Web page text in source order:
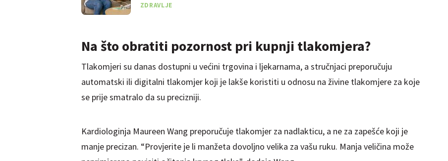
ZDRAVLJE
Na što obratiti pozornost pri kupnji tlakomjera?
Tlakomjeri su danas dostupni u većini trgovina i ljekarnama, a stručnjaci preporučuju
automatski ili digitalni tlakomjer koji je lakše koristiti u odnosu na živine tlakomjere za koje
se prije smatralo da su precizniji.
Kardiologinja Maureen Wang preporučuje tlakomjer za nadlakticu, a ne za zapešće koji je
manje precizan. “Provjerite je li manžeta dovoljno velika za vašu ruku. Manja veličina može